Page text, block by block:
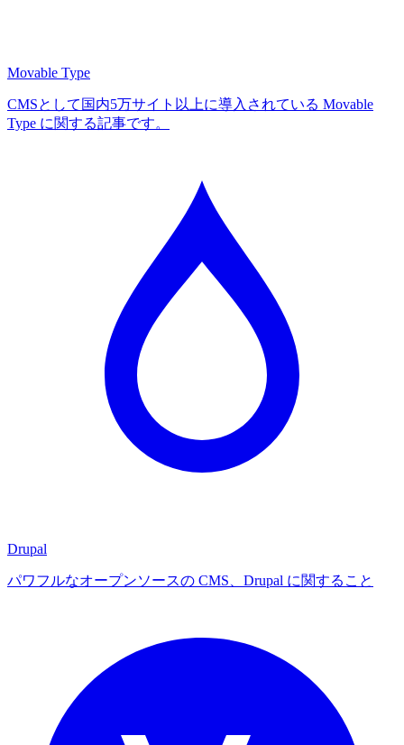
Movable Type
CMSとして国内5万サイト以上に導入されている Movable
Type に関する記事です。
Drupal
パワフルなオープンソースの CMS、Drupal に関すること